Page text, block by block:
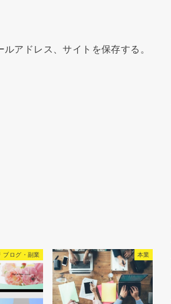
アドレス、サイトを保存する。
ブログ・副業 本業